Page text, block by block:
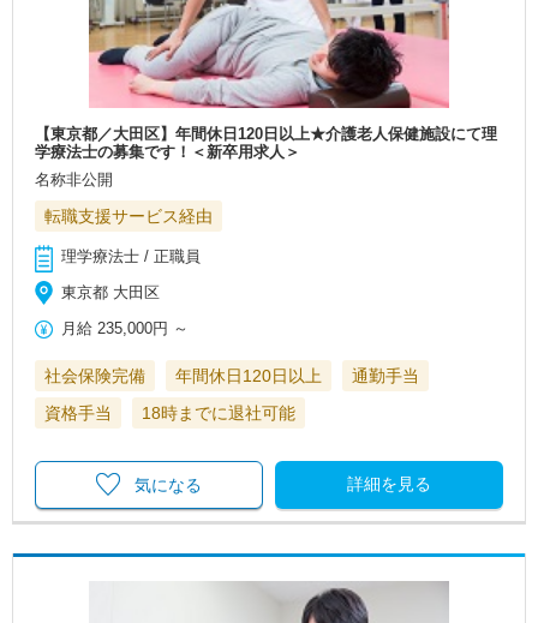
【東京都／大田区】年間休日120日以上★介護老人保健施設にて理
学療法士の募集です！＜新卒用求人＞
名称非公開
転職支援サービス経由
理学療法士 / 正職員
東京都 大田区
月給 235,000円 ～
社会保険完備 年間休日120日以上
通勤手当
資格手当
18時までに退社可能
詳細を見る
気になる